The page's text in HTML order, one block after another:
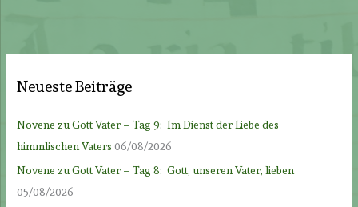
Neueste Beiträge
Novene zu Gott Vater – Tag 9: Im Dienst der Liebe des
himmlischen Vaters 06/08/2026
Novene zu Gott Vater – Tag 8: Gott, unseren Vater, lieben
05/08/2026